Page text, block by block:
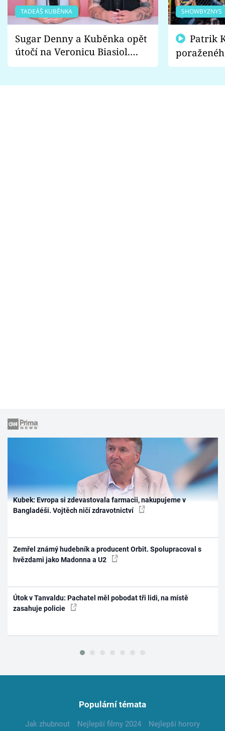
TADEÁŠ KUBĚNKA
Sugar Denny a Kuběnka opět
útočí na Veronicu Biasiol.
Proč je podle nich falešná a
SHOWBYZNYS
fanoušci
Kubek: Evropa si zdevastovala farmacii, nakupujeme v
Bangladéši. Vojtěch ničí zdravotnictví
Zemřel známý hudebník a producent Orbit. Spolupracoval s
hvězdami jako Madonna a U2
Útok v Tanvaldu: Pachatel měl pobodat tři lidi, na místě
zasahuje policie
Populární témata
Jak zhubnout Nejlepší filmy 2024
Nejlepší horory